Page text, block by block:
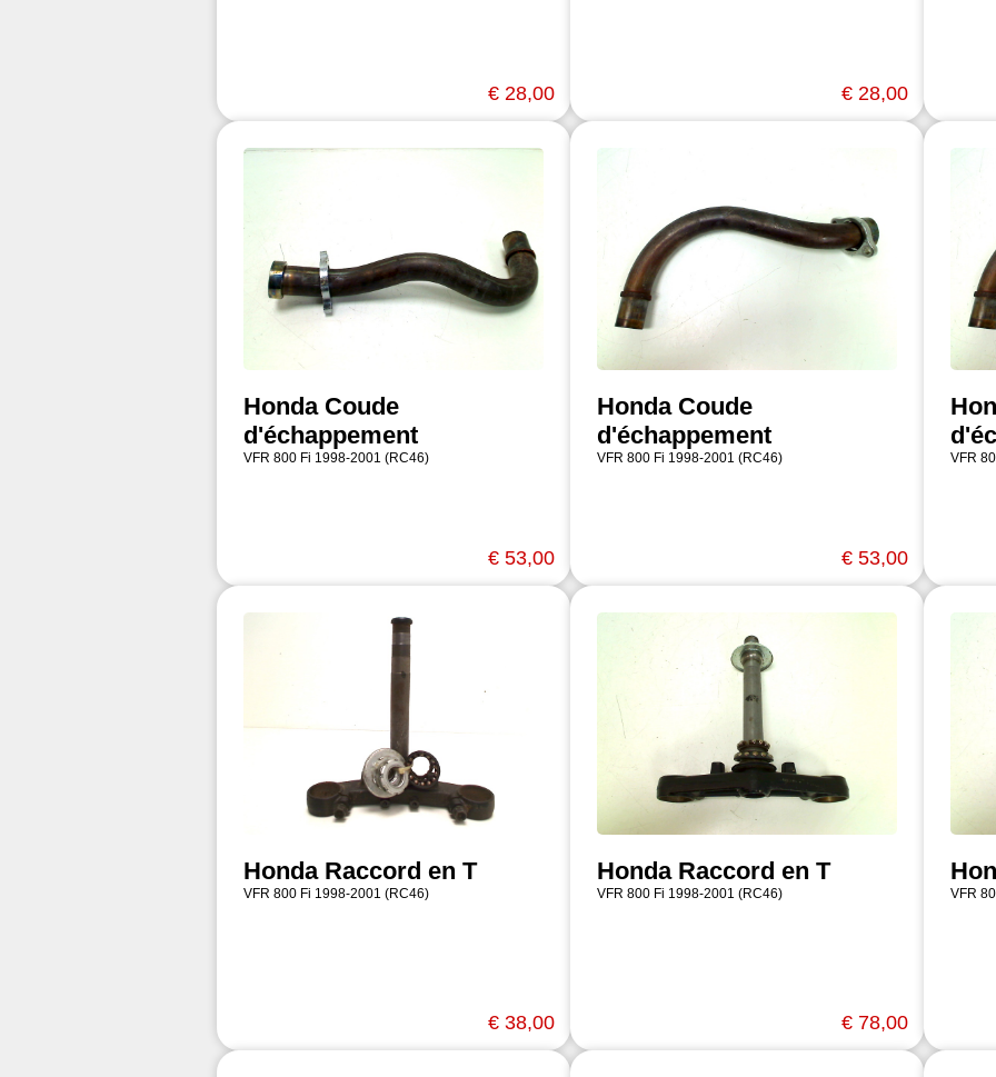
€ 28,00 € 28,00
Honda Coude
d'échappement
VFR 800 Fi 1998-2001 (RC46)
€ 53,00
Honda Coude
d'échappement
VFR 800 Fi 1998-2001 (RC46)
€ 53,00
VFR
Honda Raccord en T
VFR 800 Fi 1998-2001 (RC46)
€ 38,00
Honda Raccord en T
VFR 800 Fi 1998-2001 (RC46)
€ 78,00
VFR